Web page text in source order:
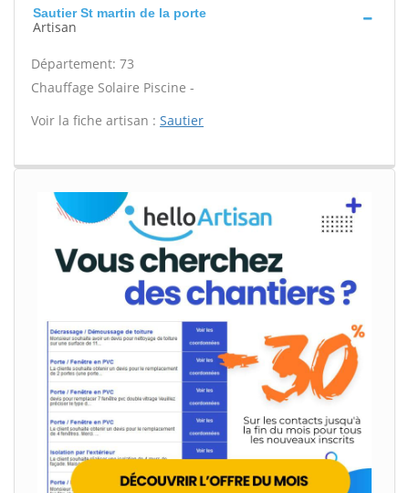
Sautier St martin de la porte
Artisan
Département: 73
Chauffage Solaire Piscine -
Voir la fiche artisan : Sautier